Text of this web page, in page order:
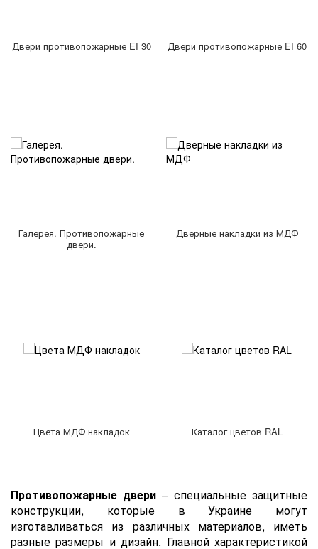
Двери противопожарные EI 30 Двери противопожарные EI 60
Галерея. Противопожарные
двери.
Дверные накладки из МДФ
Цвета МДФ накладок Каталог цветов RAL
Противопожарные двери – специальные защитные
конструкции, которые в Украине могут
изготавливаться из различных материалов, иметь
разные размеры и дизайн. Главной характеристикой